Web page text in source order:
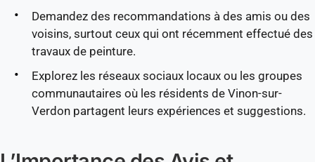
Demandez des recommandations à des amis ou des
voisins, surtout ceux qui ont récemment effectué des
travaux de peinture.
Explorez les réseaux sociaux locaux ou les groupes
communautaires où les résidents de Vinon-sur-
Verdon partagent leurs expériences et suggestions.